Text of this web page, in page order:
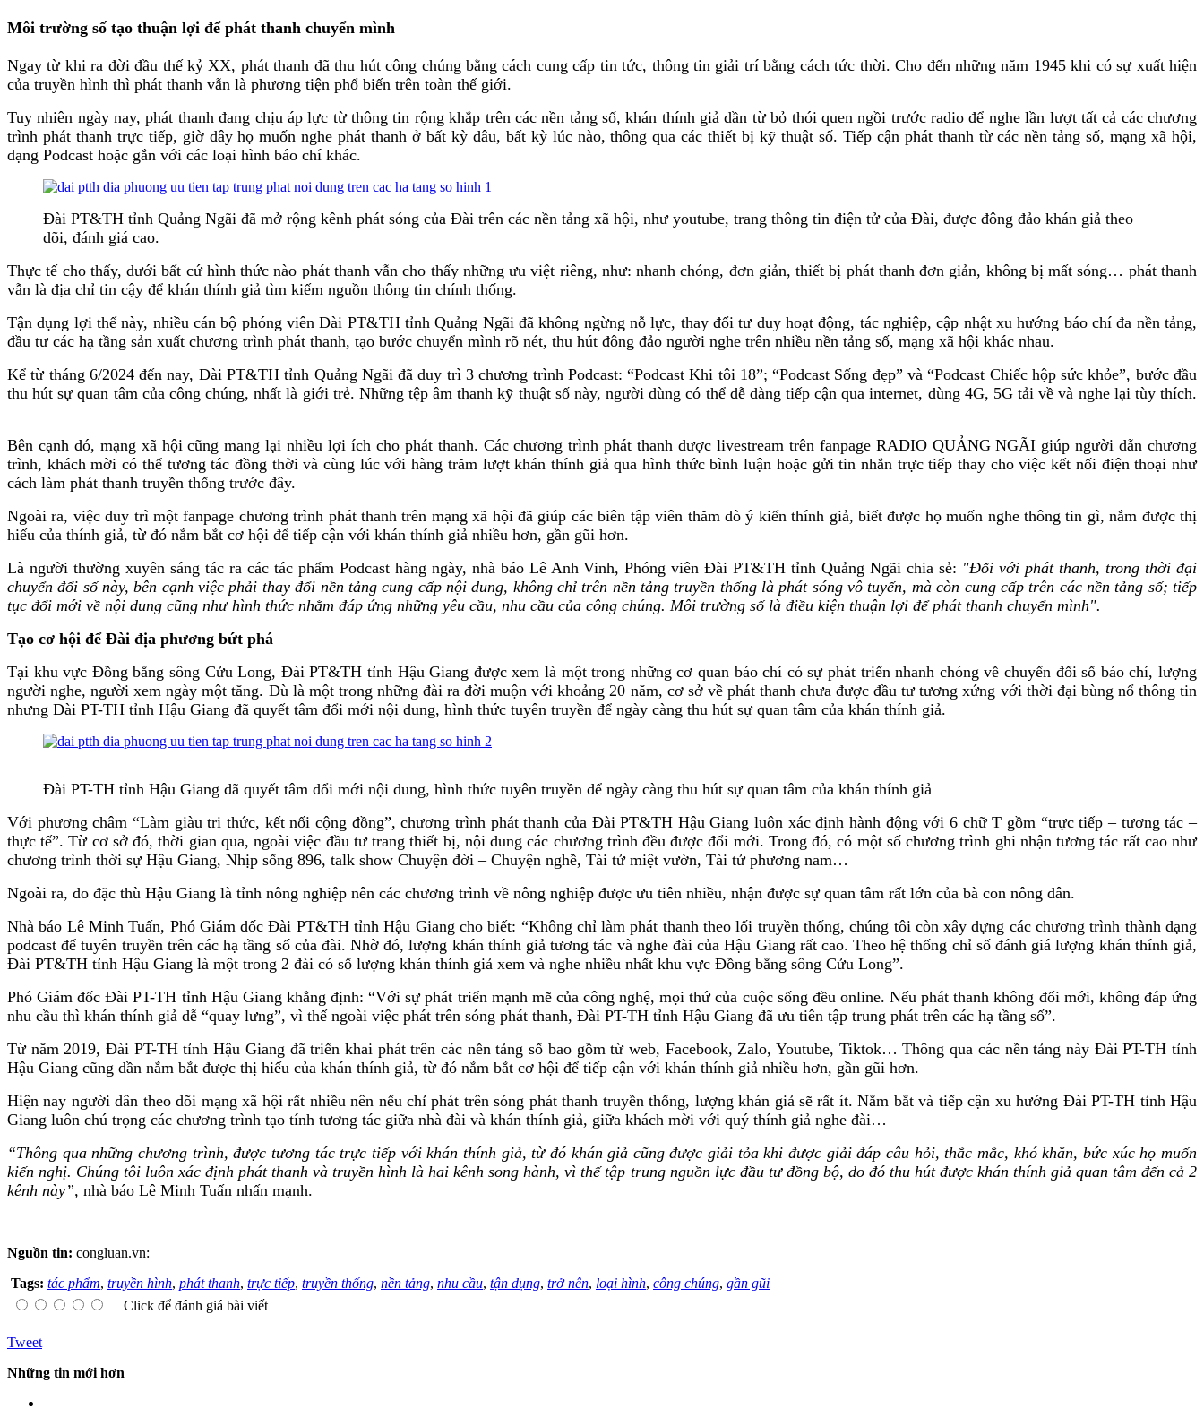
Môi trường số tạo thuận lợi để phát thanh chuyển mình
Ngay từ khi ra đời đầu thế kỷ XX, phát thanh đã thu hút công chúng bằng cách cung cấp tin tức, thông tin giải trí bằng cách tức thời. Cho đến những năm 1945 khi có sự xuất hiện
của truyền hình thì phát thanh vẫn là phương tiện phổ biến trên toàn thế giới.
Tuy nhiên ngày nay, phát thanh đang chịu áp lực từ thông tin rộng khắp trên các nền tảng số, khán thính giả dần từ bỏ thói quen ngồi trước radio để nghe lần lượt tất cả các chương
trình phát thanh trực tiếp, giờ đây họ muốn nghe phát thanh ở bất kỳ đâu, bất kỳ lúc nào, thông qua các thiết bị kỹ thuật số. Tiếp cận phát thanh từ các nền tảng số, mạng xã hội,
dạng Podcast hoặc gắn với các loại hình báo chí khác.
Đài PT&TH tỉnh Quảng Ngãi đã mở rộng kênh phát sóng của Đài trên các nền tảng xã hội, như youtube, trang thông tin điện tử của Đài, được đông đảo khán giả theo
dõi, đánh giá cao.
Thực tế cho thấy, dưới bất cứ hình thức nào phát thanh vẫn cho thấy những ưu việt riêng, như: nhanh chóng, đơn giản, thiết bị phát thanh đơn giản, không bị mất sóng… phát thanh
vẫn là địa chỉ tin cậy để khán thính giả tìm kiếm nguồn thông tin chính thống.
Tận dụng lợi thế này, nhiều cán bộ phóng viên Đài PT&TH tỉnh Quảng Ngãi đã không ngừng nỗ lực, thay đổi tư duy hoạt động, tác nghiệp, cập nhật xu hướng báo chí đa nền tảng,
đầu tư các hạ tầng sản xuất chương trình phát thanh, tạo bước chuyển mình rõ nét, thu hút đông đảo người nghe trên nhiều nền tảng số, mạng xã hội khác nhau.
Kể từ tháng 6/2024 đến nay, Đài PT&TH tỉnh Quảng Ngãi đã duy trì 3 chương trình Podcast: “Podcast Khi tôi 18”; “Podcast Sống đẹp” và “Podcast Chiếc hộp sức khỏe”, bước đầu
thu hút sự quan tâm của công chúng, nhất là giới trẻ. Những tệp âm thanh kỹ thuật số này, người dùng có thể dễ dàng tiếp cận qua internet, dùng 4G, 5G tải về và nghe lại tùy thích.
Bên cạnh đó, mạng xã hội cũng mang lại nhiều lợi ích cho phát thanh. Các chương trình phát thanh được livestream trên fanpage RADIO QUẢNG NGÃI giúp người dẫn chương
trình, khách mời có thể tương tác đồng thời và cùng lúc với hàng trăm lượt khán thính giả qua hình thức bình luận hoặc gửi tin nhắn trực tiếp thay cho việc kết nối điện thoại như
cách làm phát thanh truyền thống trước đây.
Ngoài ra, việc duy trì một fanpage chương trình phát thanh trên mạng xã hội đã giúp các biên tập viên thăm dò ý kiến thính giả, biết được họ muốn nghe thông tin gì, nắm được thị
hiếu của thính giả, từ đó nắm bắt cơ hội để tiếp cận với khán thính giả nhiều hơn, gần gũi hơn.
Là người thường xuyên sáng tác ra các tác phẩm Podcast hàng ngày, nhà báo Lê Anh Vinh, Phóng viên Đài PT&TH tỉnh Quảng Ngãi chia sẻ: "Đối với phát thanh, trong thời đại
chuyển đổi số này, bên cạnh việc phải thay đổi nền tảng cung cấp nội dung, không chỉ trên nền tảng truyền thống là phát sóng vô tuyến, mà còn cung cấp trên các nền tảng số; tiếp
tục đổi mới về nội dung cũng như hình thức nhằm đáp ứng những yêu cầu, nhu cầu của công chúng. Môi trường số là điều kiện thuận lợi để phát thanh chuyển mình".
Tạo cơ hội để Đài địa phương bứt phá
Tại khu vực Đồng bằng sông Cửu Long, Đài PT&TH tỉnh Hậu Giang được xem là một trong những cơ quan báo chí có sự phát triển nhanh chóng về chuyển đổi số báo chí, lượng
người nghe, người xem ngày một tăng. Dù là một trong những đài ra đời muộn với khoảng 20 năm, cơ sở về phát thanh chưa được đầu tư tương xứng với thời đại bùng nổ thông tin
nhưng Đài PT-TH tỉnh Hậu Giang đã quyết tâm đổi mới nội dung, hình thức tuyên truyền để ngày càng thu hút sự quan tâm của khán thính giả.
Đài PT-TH tỉnh Hậu Giang đã quyết tâm đổi mới nội dung, hình thức tuyên truyền để ngày càng thu hút sự quan tâm của khán thính giả
Với phương châm “Làm giàu tri thức, kết nối cộng đồng”, chương trình phát thanh của Đài PT&TH Hậu Giang luôn xác định hành động với 6 chữ T gồm “trực tiếp – tương tác –
thực tế”. Từ cơ sở đó, thời gian qua, ngoài việc đầu tư trang thiết bị, nội dung các chương trình đều được đổi mới. Trong đó, có một số chương trình ghi nhận tương tác rất cao như
chương trình thời sự Hậu Giang, Nhịp sống 896, talk show Chuyện đời – Chuyện nghề, Tài tử miệt vườn, Tài tử phương nam…
Ngoài ra, do đặc thù Hậu Giang là tỉnh nông nghiệp nên các chương trình về nông nghiệp được ưu tiên nhiều, nhận được sự quan tâm rất lớn của bà con nông dân.
Nhà báo Lê Minh Tuấn, Phó Giám đốc Đài PT&TH tỉnh Hậu Giang cho biết: “Không chỉ làm phát thanh theo lối truyền thống, chúng tôi còn xây dựng các chương trình thành dạng
podcast để tuyên truyền trên các hạ tầng số của đài. Nhờ đó, lượng khán thính giả tương tác và nghe đài của Hậu Giang rất cao. Theo hệ thống chỉ số đánh giá lượng khán thính giả,
Đài PT&TH tỉnh Hậu Giang là một trong 2 đài có số lượng khán thính giả xem và nghe nhiều nhất khu vực Đồng bằng sông Cửu Long”.
Phó Giám đốc Đài PT-TH tỉnh Hậu Giang khẳng định: “Với sự phát triển mạnh mẽ của công nghệ, mọi thứ của cuộc sống đều online. Nếu phát thanh không đổi mới, không đáp ứng
nhu cầu thì khán thính giả dễ “quay lưng”, vì thế ngoài việc phát trên sóng phát thanh, Đài PT-TH tỉnh Hậu Giang đã ưu tiên tập trung phát trên các hạ tầng số”.
Từ năm 2019, Đài PT-TH tỉnh Hậu Giang đã triển khai phát trên các nền tảng số bao gồm từ web, Facebook, Zalo, Youtube, Tiktok… Thông qua các nền tảng này Đài PT-TH tỉnh
Hậu Giang cũng dần nắm bắt được thị hiếu của khán thính giả, từ đó nắm bắt cơ hội để tiếp cận với khán thính giả nhiều hơn, gần gũi hơn.
Hiện nay người dân theo dõi mạng xã hội rất nhiều nên nếu chỉ phát trên sóng phát thanh truyền thống, lượng khán giả sẽ rất ít. Nắm bắt và tiếp cận xu hướng Đài PT-TH tỉnh Hậu
Giang luôn chú trọng các chương trình tạo tính tương tác giữa nhà đài và khán thính giả, giữa khách mời với quý thính giả nghe đài…
“Thông qua những chương trình, được tương tác trực tiếp với khán thính giả, từ đó khán giả cũng được giải tỏa khi được giải đáp câu hỏi, thắc mắc, khó khăn, bức xúc họ muốn
kiến nghị. Chúng tôi luôn xác định phát thanh và truyền hình là hai kênh song hành, vì thế tập trung nguồn lực đầu tư đồng bộ, do đó thu hút được khán thính giả quan tâm đến cả 2
kênh này”, nhà báo Lê Minh Tuấn nhấn mạnh.
Nguồn tin: congluan.vn:
Tags: tác phẩm, truyền hình, phát thanh, trực tiếp, truyền thống, nền tảng, nhu cầu, tận dụng, trở nên, loại hình, công chúng, gần gũi
Click để đánh giá bài viết
Tweet
Những tin mới hơn